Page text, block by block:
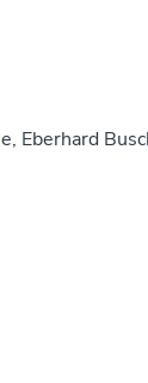
Eberhard